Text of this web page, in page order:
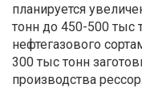
планируется
тонн до 450-500 тыс
нефтегазового
300 тыс тонн
производства рессор.